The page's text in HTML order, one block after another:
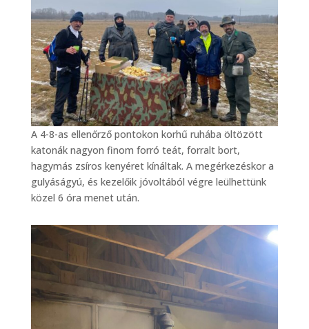
A 4-8-as ellenőrző pontokon korhű ruhába öltözött
katonák nagyon finom forró teát, forralt bort,
hagymás zsíros kenyéret kínáltak. A megérkezéskor a
gulyáságyú, és kezelőik jóvoltából végre leülhettünk
közel 6 óra menet után.